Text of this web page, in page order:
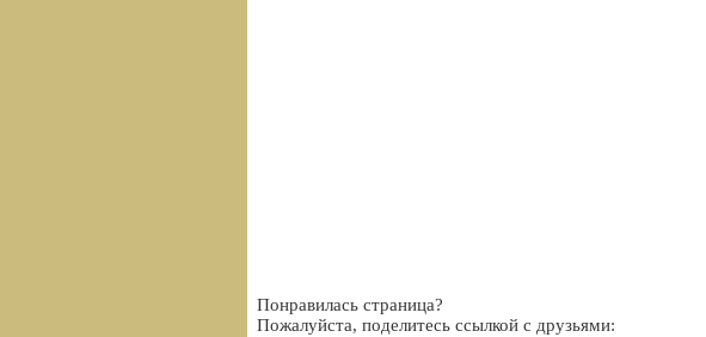
Понравилась страница?
Пожалуйста, поделитесь ссылкой с друзьями: